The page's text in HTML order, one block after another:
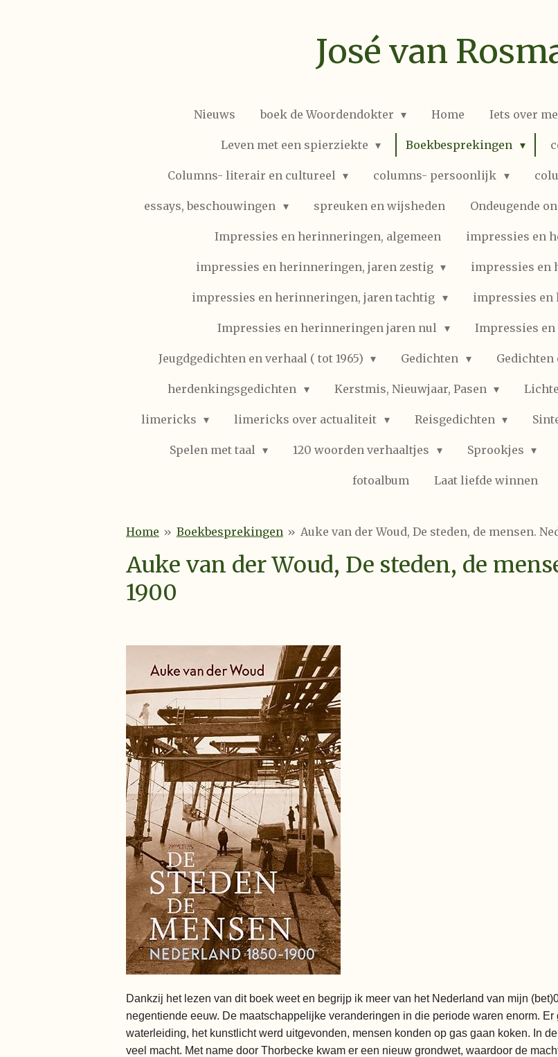
José van
Nieuws boek de Woordendokter Home Iets over
Leven met een spierziekte Boekbesprekingen
Columns- literair en cultureel columns- persoonlijk
essays, beschouwingen spreuken en wijsheden Ondeugende
Impressies en herinneringen, algemeen impressies en
impressies en herinneringen, jaren zestig impressies en
impressies en herinneringen, jaren tachtig impressies en
Impressies en herinneringen jaren nul Impressies
Jeugdgedichten en verhaal ( tot 1965) Gedichten
herdenkingsgedichten Kerstmis, Nieuwjaar, Pasen
limericks limericks over actualiteit Reisgedichten
Spelen met taal 120 woorden verhaaltjes Sprookjes
fotoalbum Laat liefde winnen
Home » Boekbesprekingen » Auke van der Woud, De steden, de mensen.
Auke van der Woud, De steden, de
1900
Dankzij het lezen van dit boek weet en begrijp ik meer van het Nederland van mijn
negentiende eeuw. De maatschappelijke veranderingen in die periode waren enorm.
waterleiding, het kunstlicht werd uitgevonden, mensen konden op gas gaan koken. In
veel macht. Met name door Thorbecke kwam er een nieuw grondwet, waardoor de